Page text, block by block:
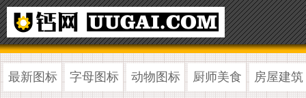
最新图标 字母图标 动物图标 厨师美食 房屋建筑